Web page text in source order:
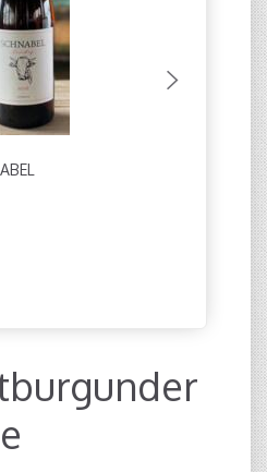
2021
Add to